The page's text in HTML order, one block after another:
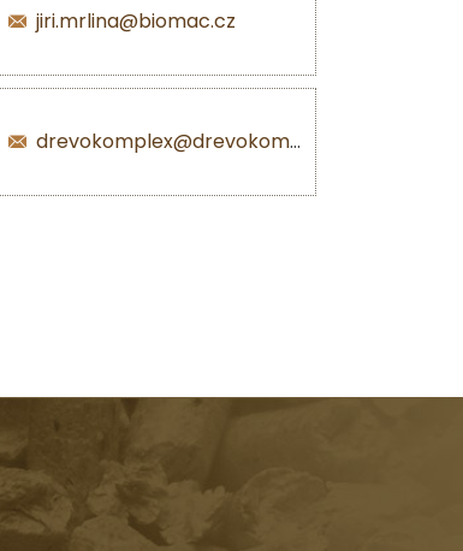
jiri.mrlina@biomac.cz
drevokomplex@drevokomplex.com